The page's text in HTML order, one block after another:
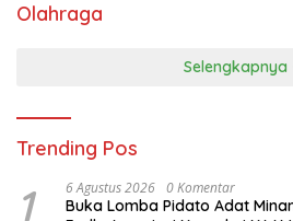
Olahraga
Selengkapnya
Trending Pos
1 6 Agustus 2026 0 Komentar
Buka Lomba Pidato Adat